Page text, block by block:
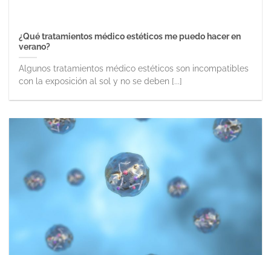
¿Qué tratamientos médico estéticos me puedo hacer en
verano?
Algunos tratamientos médico estéticos son incompatibles
con la exposición al sol y no se deben [...]